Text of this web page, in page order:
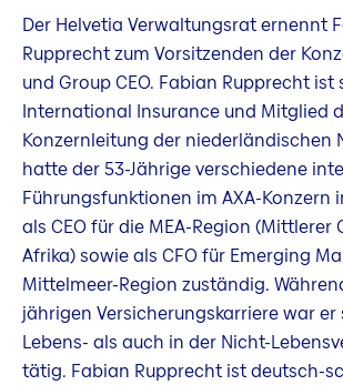
Der Helvetia Verwaltungsrat ernennt
Rupprecht zum Vorsitzenden der
und Group CEO. Fabian Rupprecht ist
International Insurance und Mitglied
Konzernleitung der niederländischen
hatte der 53-Jährige verschiedene
Führungsfunktionen im AXA-Konzern
als CEO für die MEA-Region (Mittlerer
Afrika) sowie als CFO für Emerging
Mittelmeer-Region zuständig.
jährigen Versicherungskarriere war
Lebens- als auch in der Nicht-
tätig. Fabian Rupprecht ist deutsch-